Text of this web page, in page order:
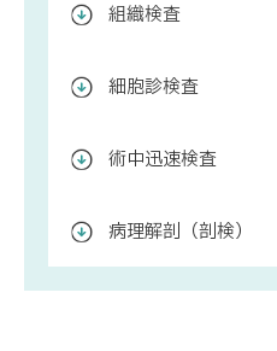
組織検査
細胞診検査
術中迅速検査
病理解剖（剖検）